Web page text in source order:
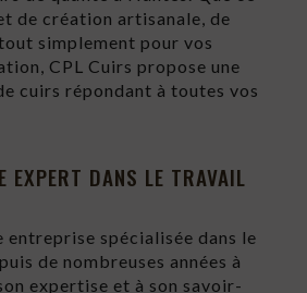
de création artisanale, de
simplement pour vos
CPL Cuirs propose une
cuirs répondant à toutes vos
EXPERT DANS LE TRAVAIL
entreprise spécialisée dans le
de nombreuses années à
expertise et à son savoir-